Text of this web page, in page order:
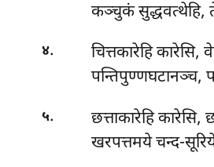
कञ्चुकं सुद्धवत्थेहि,
४.
चित्तकारेहि
पन्तिपुण्णघटानञ्च,
५.
छत्ताकारेहि
खरपत्तमये चन्द-